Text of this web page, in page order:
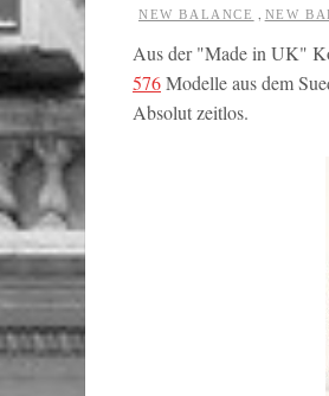
NEW BALANCE , NEW
Aus der "Made in UK"
576Modelle aus dem
Absolut zeitlos.